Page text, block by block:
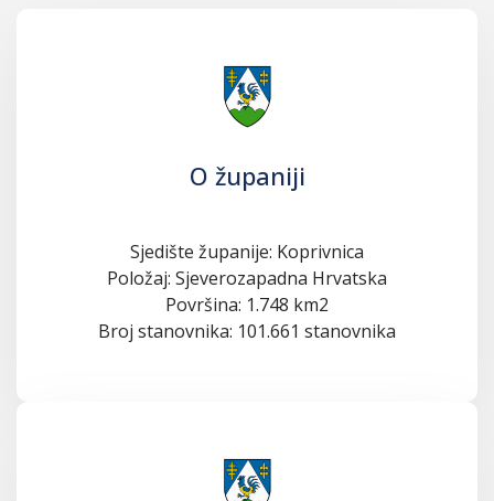
O županiji
Sjedište županije: Koprivnica
Položaj: Sjeverozapadna Hrvatska
Površina: 1.748 km2
Broj stanovnika: 101.661 stanovnika